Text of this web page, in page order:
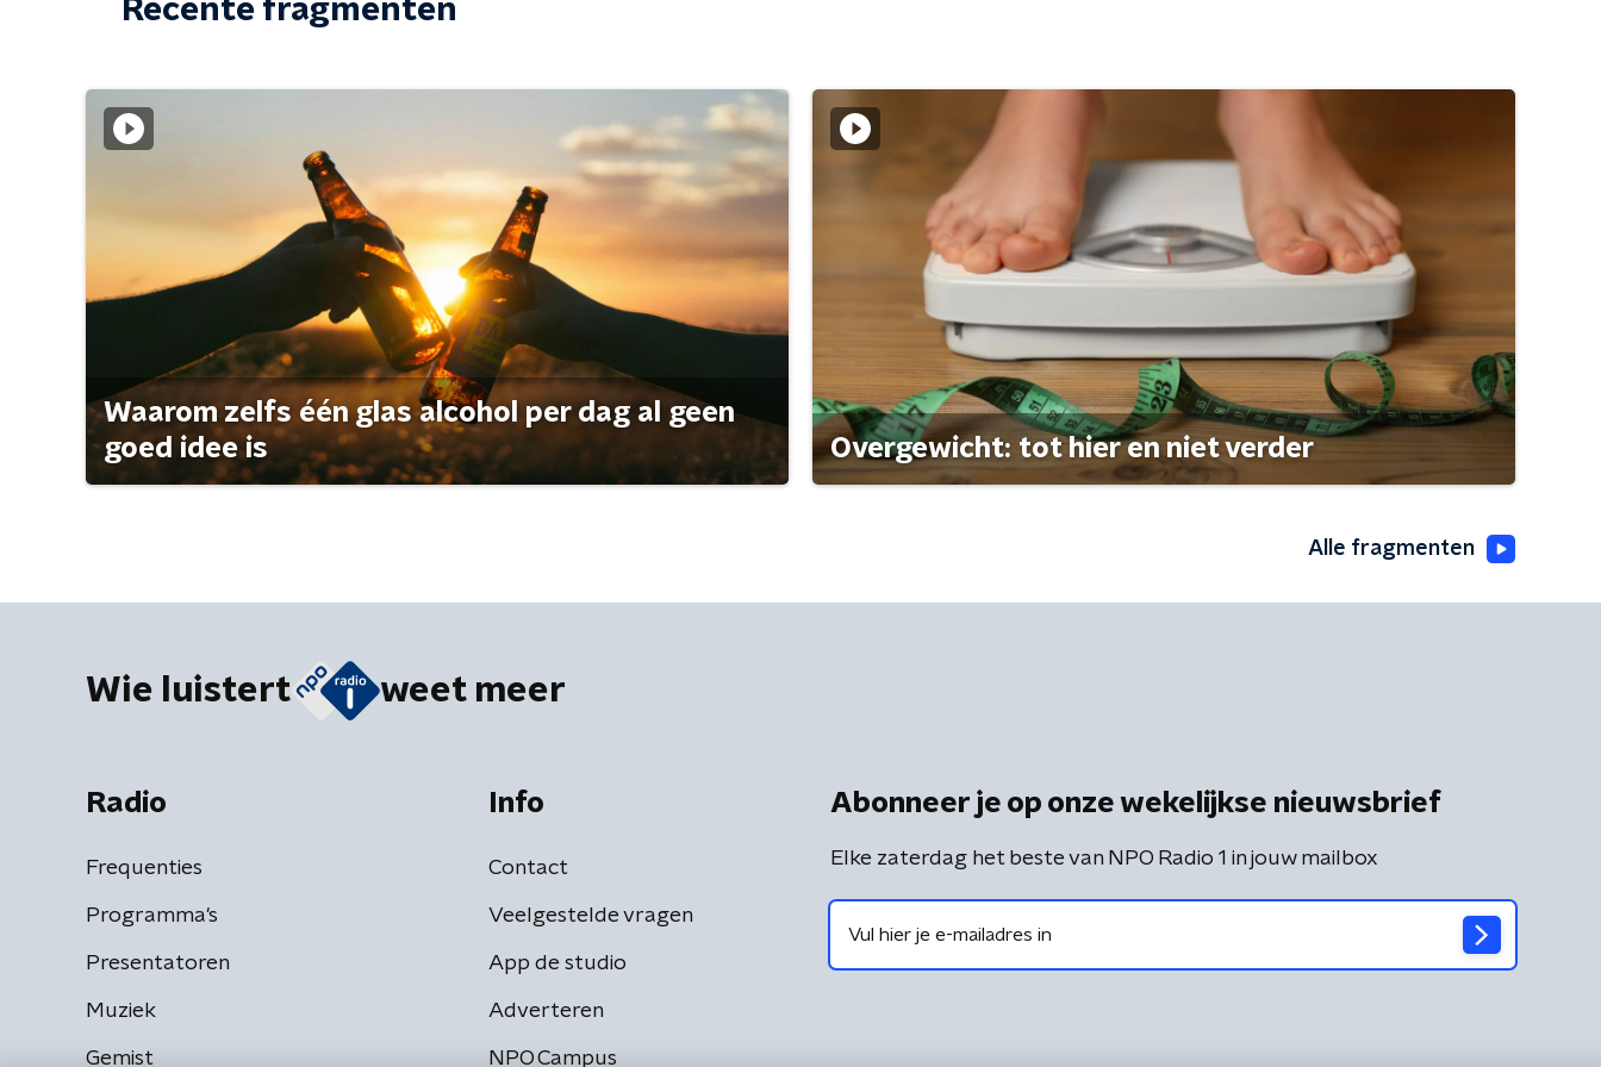
Recente fragmenten
Waarom zelfs één glas alcohol per dag al geen
goed idee is
Overgewicht: tot hier en niet verder
Alle fragmenten
Wie luistert weet meer
Radio
Frequenties
Programma's
Presentatoren
Muziek
Gemist
Info
Contact
Veelgestelde vragen
App de studio
Adverteren
NPO Campus
Abonneer je op onze wekelijkse nieuwsbrief
Elke zaterdag het beste van NPO Radio 1 in jouw mailbox